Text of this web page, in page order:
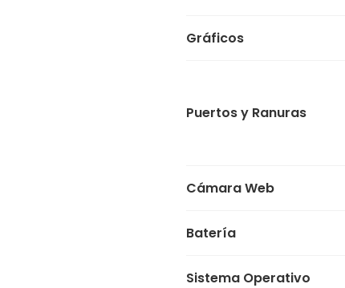
Gráficos
Puertos y Ranuras
Cámara Web
Batería
Sistema Operativo